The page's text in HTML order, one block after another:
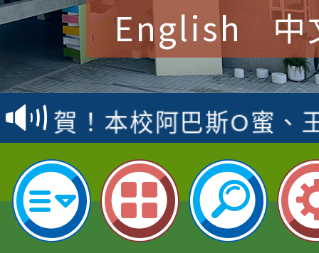
English 中
賀！本校參加桃園市中
賽 洪綺君教師榮獲社
名
賀！本校阿巴斯O蜜、
倩參加桃園市科展 國
名 指導老師王老師、
賀！本校四年二班張O
園市英語競賽國小朗讀
指導老師林老師
賀！本校參加桃園市中
賽 劉文瑛教師榮獲教
賀！本校參與2026世